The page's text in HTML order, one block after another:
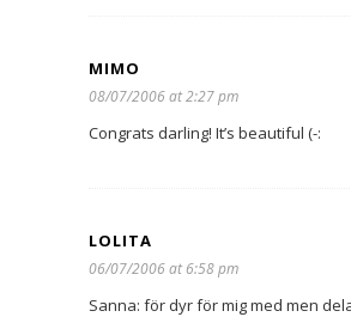
MIMO
08/07/2006 at 2:27 pm
Congrats darling! It’s beautiful (-:
LOLITA
06/07/2006 at 6:58 pm
Sanna: för dyr för mig med men